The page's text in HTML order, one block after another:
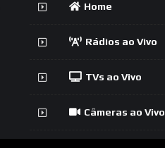
Home
Rádios ao Vivo
TVs ao Vivo
Câmeras ao Vivo